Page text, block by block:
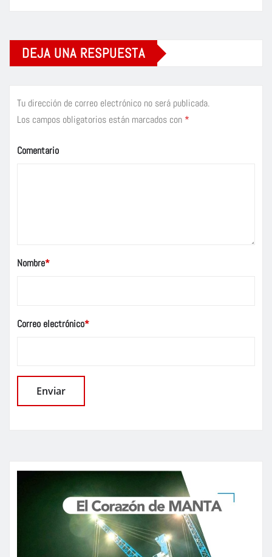
DEJA UNA RESPUESTA
Tu dirección de correo electrónico no será publicada.
Los campos obligatorios están marcados con *
Comentario
Nombre*
Correo electrónico*